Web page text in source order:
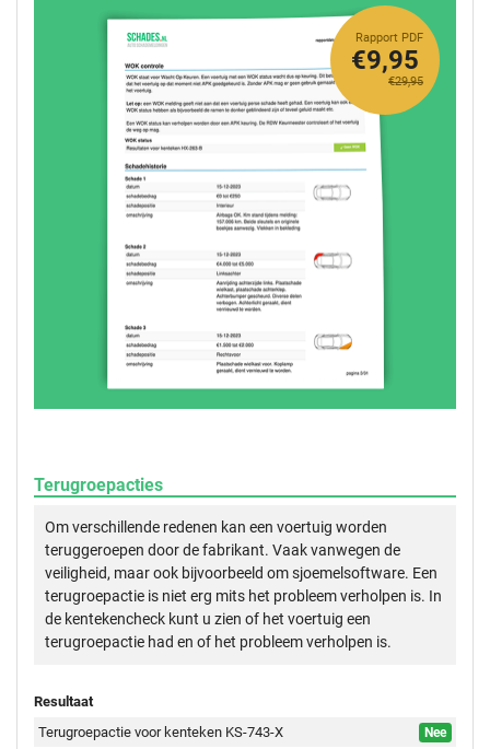
Rapport PDF
€29,95
€9,95
Terugroepacties
Om verschillende redenen kan een voertuig worden
teruggeroepen door de fabrikant. Vaak vanwegen de
veiligheid, maar ook bijvoorbeeld om sjoemelsoftware. Een
terugroepactie is niet erg mits het probleem verholpen is. In
de kentekencheck kunt u zien of het voertuig een
terugroepactie had en of het probleem verholpen is.
Resultaat
Terugroepactie voor kenteken KS-743-X
Nee